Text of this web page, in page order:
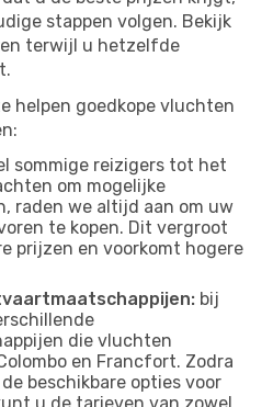
stappen volgen. Bekijk
terwijl u hetzelfde
helpen goedkope vluchten
sommige reizigers tot het
om mogelijke
raden we altijd aan om uw
te kopen. Dit vergroot
prijzen en voorkomt hogere
bij
die vluchten
en Francfort. Zodra
beschikbare opties voor